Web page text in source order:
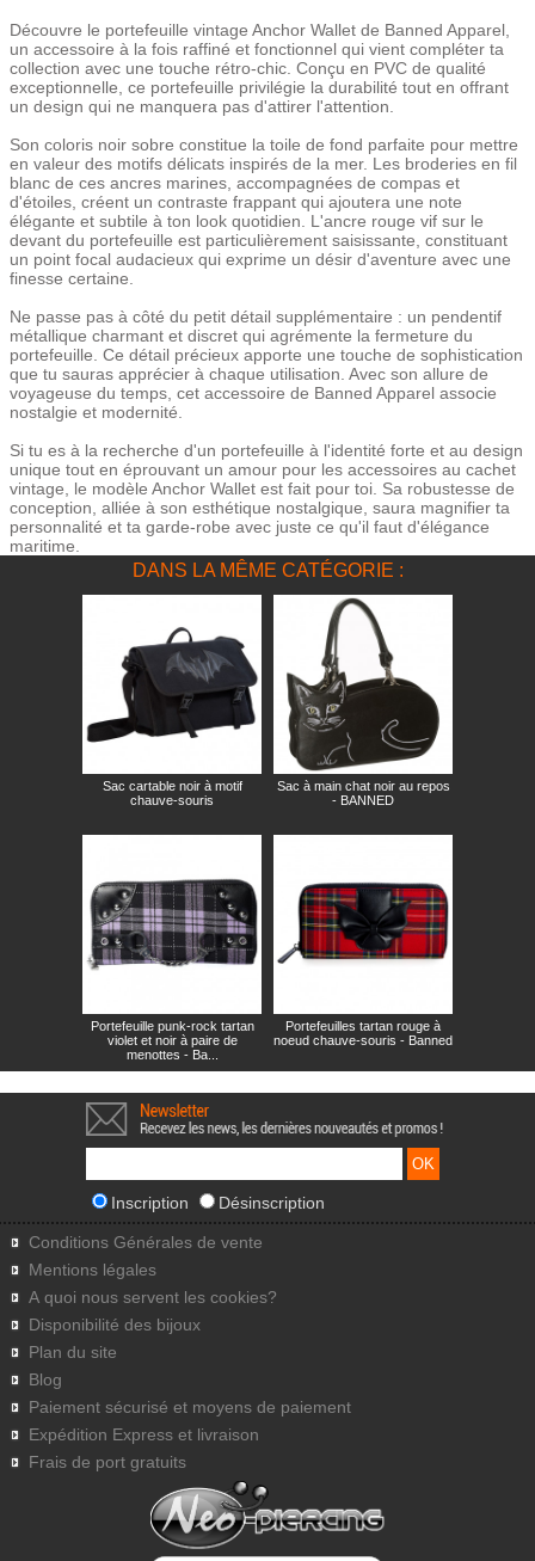
Découvre le portefeuille vintage Anchor Wallet de Banned Apparel,
un accessoire à la fois raffiné et fonctionnel qui vient compléter ta
collection avec une touche rétro-chic. Conçu en PVC de qualité
exceptionnelle, ce portefeuille privilégie la durabilité tout en offrant
un design qui ne manquera pas d'attirer l'attention.
Son coloris noir sobre constitue la toile de fond parfaite pour mettre
en valeur des motifs délicats inspirés de la mer. Les broderies en fil
blanc de ces ancres marines, accompagnées de compas et
d'étoiles, créent un contraste frappant qui ajoutera une note
élégante et subtile à ton look quotidien. L'ancre rouge vif sur le
devant du portefeuille est particulièrement saisissante, constituant
un point focal audacieux qui exprime un désir d'aventure avec une
finesse certaine.
Ne passe pas à côté du petit détail supplémentaire : un pendentif
métallique charmant et discret qui agrémente la fermeture du
portefeuille. Ce détail précieux apporte une touche de sophistication
que tu sauras apprécier à chaque utilisation. Avec son allure de
voyageuse du temps, cet accessoire de Banned Apparel associe
nostalgie et modernité.
Si tu es à la recherche d'un portefeuille à l'identité forte et au design
unique tout en éprouvant un amour pour les accessoires au cachet
vintage, le modèle Anchor Wallet est fait pour toi. Sa robustesse de
conception, alliée à son esthétique nostalgique, saura magnifier ta
personnalité et ta garde-robe avec juste ce qu'il faut d'élégance
maritime.
DANS LA MÊME CATÉGORIE :
Sac cartable noir à motif
chauve-souris
Sac à main chat noir au repos
- BANNED
Portefeuille punk-rock tartan
violet et noir à paire de
menottes - Ba...
Portefeuilles tartan rouge à
noeud chauve-souris - Banned
Inscription Désinscription
Conditions Générales de vente
Mentions légales
A quoi nous servent les cookies?
Disponibilité des bijoux
Plan du site
Blog
Paiement sécurisé et moyens de paiement
Expédition Express et livraison
Frais de port gratuits